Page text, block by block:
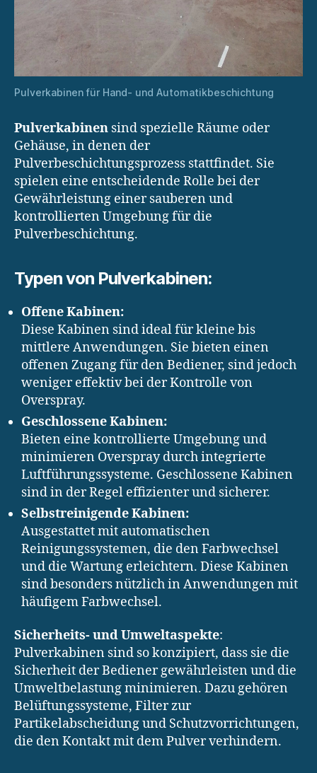
Pulverkabinen für Hand- und Automatikbeschichtung
Pulverkabinen sind spezielle Räume oder
Gehäuse, in denen der
Pulverbeschichtungsprozess stattfindet. Sie
spielen eine entscheidende Rolle bei der
Gewährleistung einer sauberen und
kontrollierten Umgebung für die
Pulverbeschichtung.
Typen von Pulverkabinen:
Offene Kabinen:
Diese Kabinen sind ideal für kleine bis
mittlere Anwendungen. Sie bieten einen
offenen Zugang für den Bediener, sind jedoch
weniger effektiv bei der Kontrolle von
Overspray.
Geschlossene Kabinen:
Bieten eine kontrollierte Umgebung und
minimieren Overspray durch integrierte
Luftführungssysteme. Geschlossene Kabinen
sind in der Regel effizienter und sicherer.
Selbstreinigende Kabinen:
Ausgestattet mit automatischen
Reinigungssystemen, die den Farbwechsel
und die Wartung erleichtern. Diese Kabinen
sind besonders nützlich in Anwendungen mit
häufigem Farbwechsel.
Sicherheits- und Umweltaspekte:
Pulverkabinen sind so konzipiert, dass sie die
Sicherheit der Bediener gewährleisten und die
Umweltbelastung minimieren. Dazu gehören
Belüftungssysteme, Filter zur
Partikelabscheidung und Schutzvorrichtungen,
die den Kontakt mit dem Pulver verhindern.